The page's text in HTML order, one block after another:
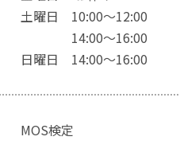
土曜日 10:00～12:00
14:00～16:00
日曜日 14:00～16:00
MOS検定